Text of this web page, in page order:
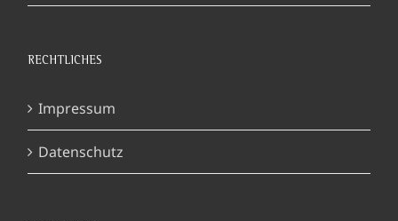
RECHTLICHES
Impressum
Datenschutz